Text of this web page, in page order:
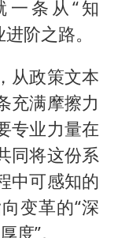
条从“知
阶之路。
从政策文本
充满摩擦力
专业力量在
同将这份系
中可感知的
变革的“深
度”。